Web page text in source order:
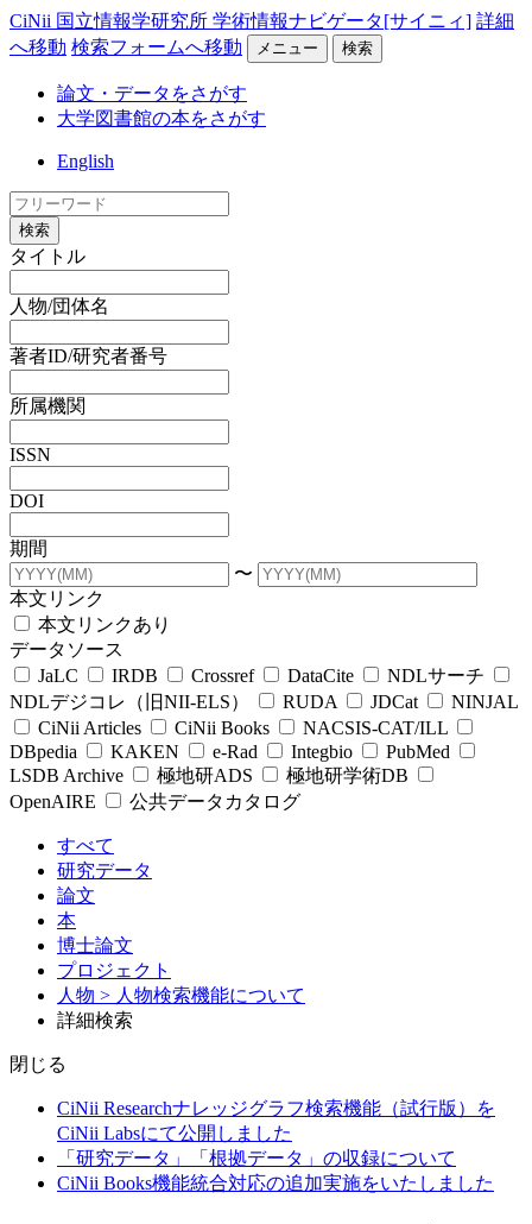
CiNii 国立情報学研究所 学術情報ナビゲータ[サイニィ] 詳細
へ移動 検索フォームへ移動 メニュー 検索
論文・データをさがす
大学図書館の本をさがす
English
検索
タイトル
人物/団体名
著者ID/研究者番号
所属機関
ISSN
DOI
期間
〜
本文リンク
本文リンクあり
データソース
JaLC
IRDB Crossref DataCite
NDLサーチ
NDLデジコレ（旧NII-ELS）
RUDA JDCat
NINJAL
CiNii Articles
CiNii Books
NACSIS-CAT/ILL
DBpedia
KAKEN e-Rad Integbio
PubMed
LSDB Archive
極地研ADS
極地研学術DB
OpenAIRE
公共データカタログ
すべて
研究データ
論文
本
博士論文
プロジェクト
人物 > 人物検索機能について
詳細検索
閉じる
CiNii Researchナレッジグラフ検索機能（試行版）を
CiNii Labsにて公開しました
「研究データ」「根拠データ」の収録について
CiNii Books機能統合対応の追加実施をいたしました